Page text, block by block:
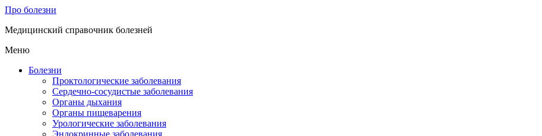
Про болезни
Медицинский справочник болезней
Меню
Болезни
Проктологические заболевания
Сердечно-сосудистые заболевания
Органы дыхания
Органы пищеварения
Урологические заболевания
Эндокринные заболевания